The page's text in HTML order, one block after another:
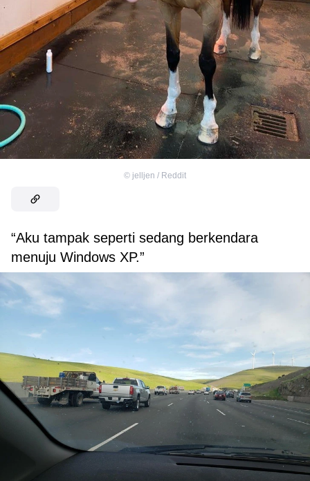
© jelljen / Reddit
“Aku tampak seperti sedang berkendara
menuju Windows XP.”